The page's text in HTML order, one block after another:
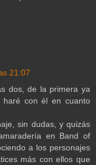
21:07
dos, de la primera ya
con él en cuanto
sin dudas, y quizás
en Band of
a los personajes
más con ellos que